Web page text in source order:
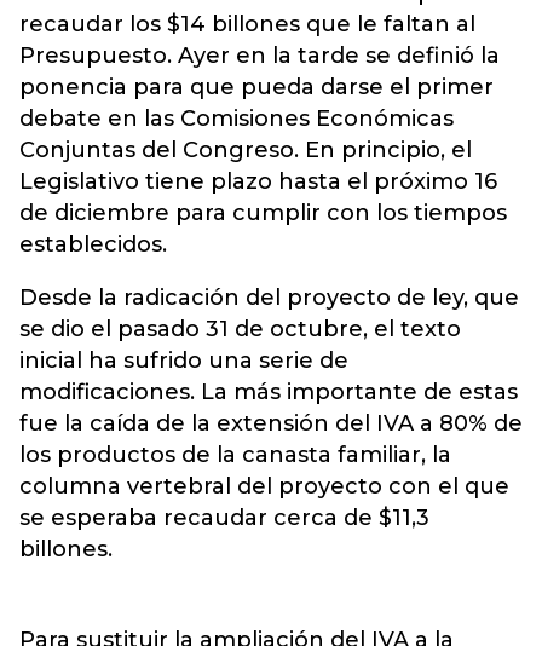
recaudar los $14 billones que le faltan al
Presupuesto. Ayer en la tarde se definió la
ponencia para que pueda darse el primer
debate en las Comisiones Económicas
Conjuntas del Congreso. En principio, el
Legislativo tiene plazo hasta el próximo 16
de diciembre para cumplir con los tiempos
establecidos.
Desde la radicación del proyecto de ley, que
se dio el pasado 31 de octubre, el texto
inicial ha sufrido una serie de
modificaciones. La más importante de estas
fue la caída de la extensión del IVA a 80% de
los productos de la canasta familiar, la
columna vertebral del proyecto con el que
se esperaba recaudar cerca de $11,3
billones.
Para sustituir la ampliación del IVA a la